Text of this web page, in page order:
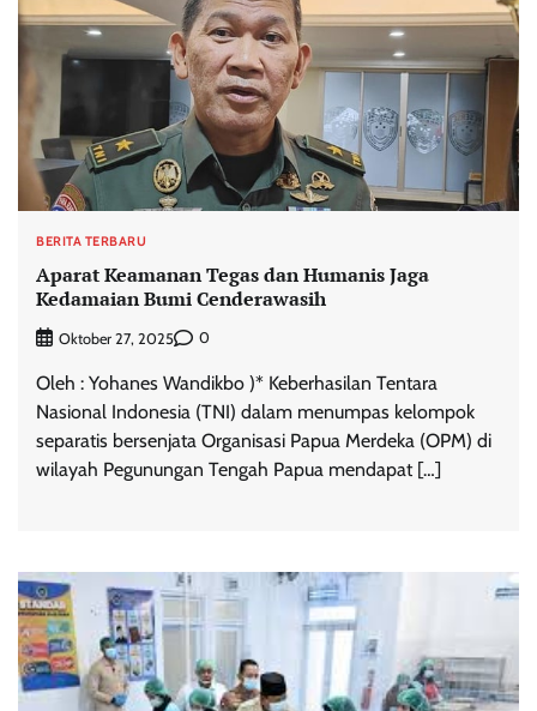
BERITA TERBARU
Aparat Keamanan Tegas dan Humanis Jaga
Kedamaian Bumi Cenderawasih
Oktober 27, 2025 0
Oleh : Yohanes Wandikbo )* Keberhasilan Tentara
Nasional Indonesia (TNI) dalam menumpas kelompok
separatis bersenjata Organisasi Papua Merdeka (OPM) di
wilayah Pegunungan Tengah Papua mendapat […]